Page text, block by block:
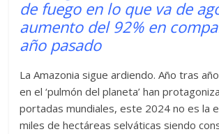
de fuego en lo que va de
aumento del 92% en
año pasado
La Amazonia sigue ardiendo. Año tras
en el ‘pulmón del planeta’ han
portadas mundiales, este 2024 no es la
miles de hectáreas selváticas siendo